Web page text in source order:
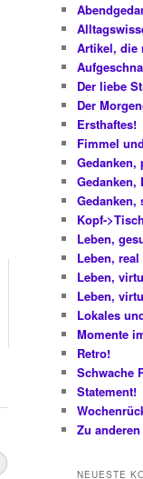
Artikel, die
Der liebe
Der
Ersthaftes!
Fimmel
Gedanken,
Gedanken,
Kopf->Tisch
Leben,
Leben, real
Leben,
Leben,
Lokales
Momente
Retro!
Schwache
Statement!
Zu
NEUESTE